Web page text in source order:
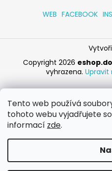
Tento web používá
tohoto webu vyjadřujete
informací zde.
WEB FACEBOOK
Copyright 2026
vyhrazena. Upravit